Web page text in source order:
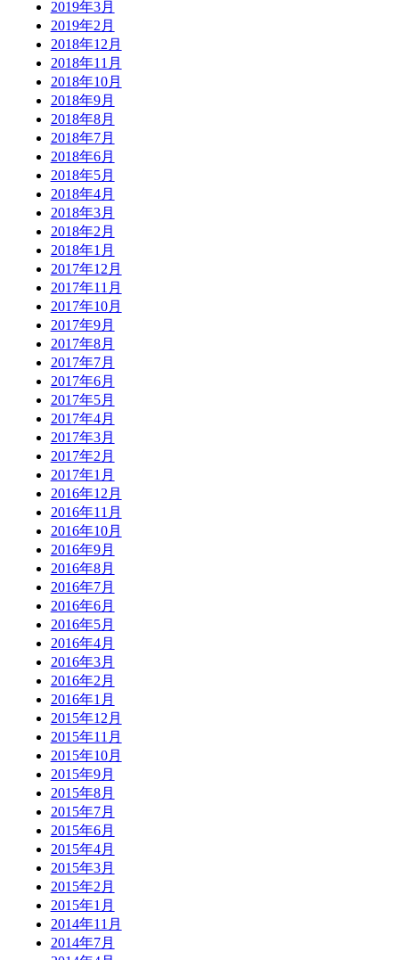
2019年3月
2019年2月
2018年12月
2018年11月
2018年10月
2018年9月
2018年8月
2018年7月
2018年6月
2018年5月
2018年4月
2018年3月
2018年2月
2018年1月
2017年12月
2017年11月
2017年10月
2017年9月
2017年8月
2017年7月
2017年6月
2017年5月
2017年4月
2017年3月
2017年2月
2017年1月
2016年12月
2016年11月
2016年10月
2016年9月
2016年8月
2016年7月
2016年6月
2016年5月
2016年4月
2016年3月
2016年2月
2016年1月
2015年12月
2015年11月
2015年10月
2015年9月
2015年8月
2015年7月
2015年6月
2015年4月
2015年3月
2015年2月
2015年1月
2014年11月
2014年7月